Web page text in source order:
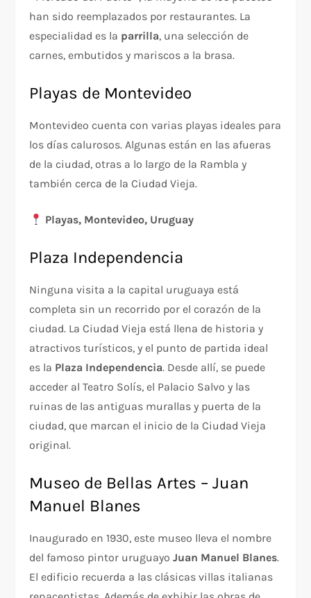
han sido reemplazados por restaurantes. La
especialidad es la parrilla, una selección de
carnes, embutidos y mariscos a la brasa.
Playas de Montevideo
Montevideo cuenta con varias playas ideales para
los días calurosos. Algunas están en las afueras
de la ciudad, otras a lo largo de la Rambla y
también cerca de la Ciudad Vieja.
Playas, Montevideo, Uruguay
Plaza Independencia
Ninguna visita a la capital uruguaya está
completa sin un recorrido por el corazón de la
ciudad. La Ciudad Vieja está llena de historia y
atractivos turísticos, y el punto de partida ideal
es la Plaza Independencia. Desde allí, se puede
acceder al Teatro Solís, el Palacio Salvo y las
ruinas de las antiguas murallas y puerta de la
ciudad, que marcan el inicio de la Ciudad Vieja
original.
Museo de Bellas Artes – Juan
Manuel Blanes
Inaugurado en 1930, este museo lleva el nombre
del famoso pintor uruguayoJuan Manuel Blanes.
El edificio recuerda a las clásicas villas italianas